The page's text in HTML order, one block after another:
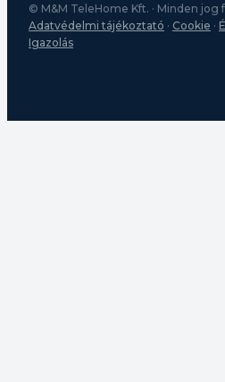
© M&M TeleHome Kft. · Minden jog
Adatvédelmi tájékoztató · Cookie ·
Igazolás